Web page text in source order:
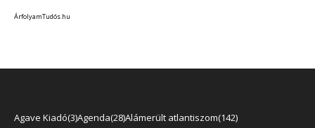
ÁrfolyamTudós.hu
Agave Kiadó 3 Agenda 28Alámerült atlantiszom 142